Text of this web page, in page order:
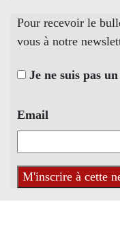
Pour recevoir le
vous à notre
Je ne suis pas
Email